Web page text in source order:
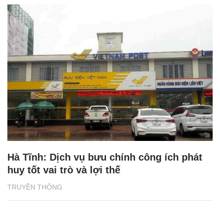
TRUYỀN THÔNG
Hà Tĩnh: Dịch vụ bưu chính công ích phát
huy tốt vai trò và lợi thế